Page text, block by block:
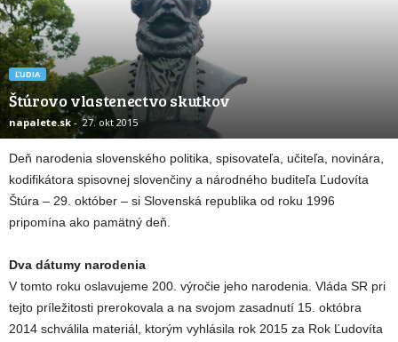
ĽUDIA
Štúrovo vlastenectvo skutkov
napalete.sk - 27. okt 2015
Deň narodenia slovenského politika, spisovateľa, učiteľa, novinára,
kodifikátora spisovnej slovenčiny a národného buditeľa Ľudovíta
Štúra – 29. október – si Slovenská republika od roku 1996
pripomína ako pamätný deň.
Dva dátumy narodenia
V tomto roku oslavujeme 200. výročie jeho narodenia. Vláda SR pri
tejto príležitosti prerokovala a na svojom zasadnutí 15. októbra
2014 schválila materiál, ktorým vyhlásila rok 2015 za Rok Ľudovíta